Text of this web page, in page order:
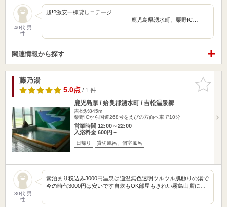
40代 男
性
超!?激安一棟貸しコテージ
鹿児島県湧水町、栗野IC…
関連情報から探す
お気に入
りに追加
藤乃湯
5.0点/ 1 件
鹿児島県 / 姶良郡湧水町 / 吉松温泉郷
吉松駅845m
栗野ICから国道268号をえびの方面へ車で10分
営業時間 12:00～22:00
入浴料金 600円～
日帰り 貸切風呂、個室風呂
30代 男
性
素泊まり税込み3000円温泉は適温無色透明ツルツル肌触りの湯で
今の時代3000円は安いです自炊もOK部屋もきれい霧島山麓に…